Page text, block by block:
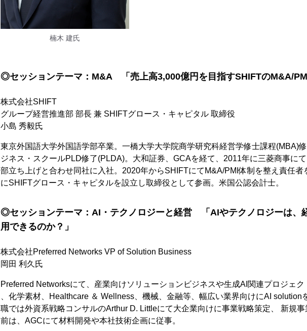
楠木 建氏
◎セッションテーマ：M&A 「売上高3,000億円を目指すSHIFTのM&A/PMI
株式会社SHIFT
グループ経営推進部 部長​ 兼 SHIFTグロース・キャピタル 取締役
小島 秀毅氏
東京外国語大学外国語学部卒業。一橋大学大学院商学研究科経営学修士課程(MBA)
ジネス・スクールPLD修了(PLDA)。大和証券、GCAを経て、2011年に三菱商事に
部立ち上げと合わせ同社に入社。2020年からSHIFTにてM&A/PMI体制を整え責任者
にSHIFTグロース・キャピタルを設立し取締役として参画。米国公認会計士。
◎セッションテーマ：AI・テクノロジーと経営 「AIやテクノロジーは、
用できるのか？」
株式会社Preferred Networks VP of Solution Business
岡田 利久氏
Preferred Networksにて、産業向けソリューションビジネスや生成AI関連プロジェ
、化学素材、Healthcare ＆ Wellness、機械、金融等、幅広い業界向けにAI
職では外資系戦略コンサルのArthur D. Littleにて大企業向けに事業戦略策定、 新規
前は、AGCにて材料開発や本社技術企画に従事。